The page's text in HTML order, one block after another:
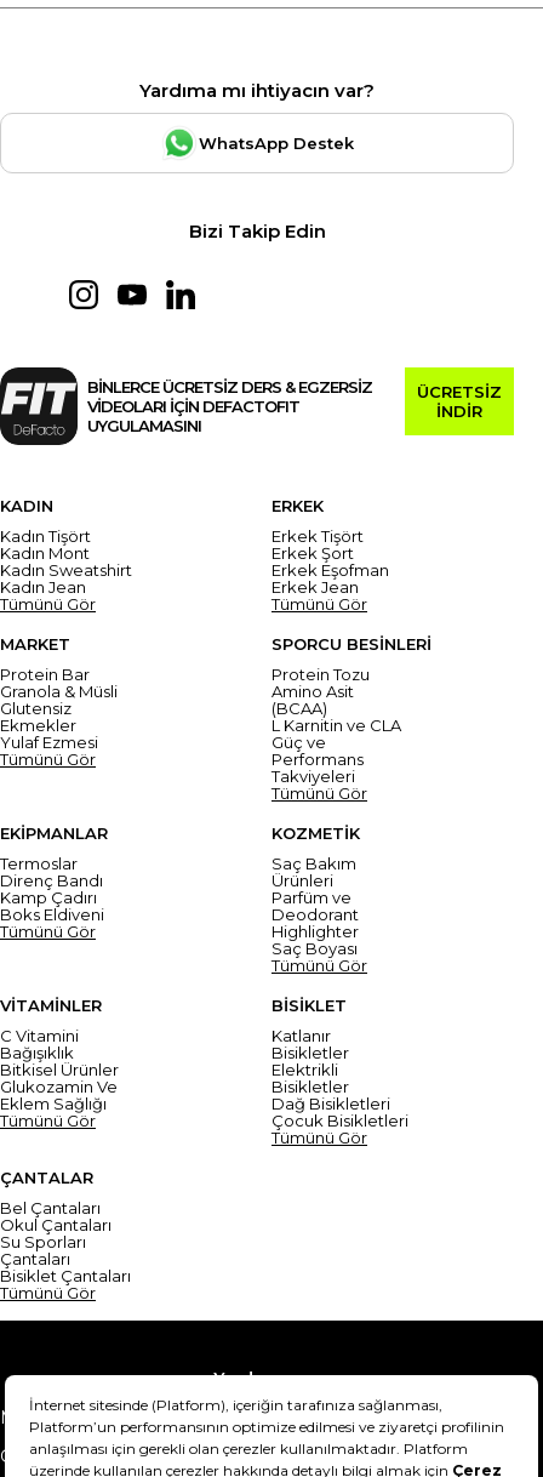
Yardıma mı ihtiyacın var?
WhatsApp Destek
Bizi Takip Edin
BİNLERCE ÜCRETSİZ DERS & EGZERSİZ
VİDEOLARI İÇİN DEFACTOFIT
UYGULAMASINI
ÜCRETSİZ
İNDİR
KADIN
Kadın Tişört
Kadın Mont
Kadın Sweatshirt
Kadın Jean
Tümünü Gör
ERKEK
Erkek Tişört
Erkek Şort
Erkek Eşofman
Erkek Jean
Tümünü Gör
MARKET
Protein Bar
Granola & Müsli
Glutensiz
Ekmekler
Yulaf Ezmesi
Tümünü Gör
SPORCU BESİNLERİ
Protein Tozu
Amino Asit
(BCAA)
L Karnitin ve CLA
Güç ve
Performans
Takviyeleri
Tümünü Gör
EKİPMANLAR
Termoslar
Direnç Bandı
Kamp Çadırı
Boks Eldiveni
Tümünü Gör
KOZMETİK
Saç Bakım
Ürünleri
Parfüm ve
Deodorant
Highlighter
Saç Boyası
Tümünü Gör
VİTAMİNLER
C Vitamini
Bağışıklık
Bitkisel Ürünler
Glukozamin Ve
Eklem Sağlığı
Tümünü Gör
BİSİKLET
Katlanır
Bisikletler
Elektrikli
Bisikletler
Dağ Bisikletleri
Çocuk Bisikletleri
Tümünü Gör
ÇANTALAR
Bel Çantaları
Okul Çantaları
Su Sporları
Çantaları
Bisiklet Çantaları
Tümünü Gör
Yardım
Mesafeli Satış Sözleşmesi
Teslimat Bilgisi
Gizlilik Sözleşmesi
Şartlar & Koşullar